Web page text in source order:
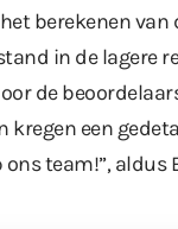
berekenen
in de lagere
de
een
team!”, aldus